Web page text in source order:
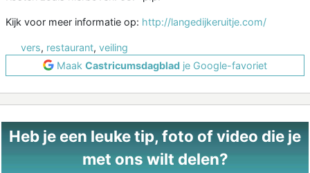
Kijk voor meer informatie op: http://langedijkeruitje.com/
vers, restaurant, veiling
Maak Castricumsdagblad je Google-favoriet
Heb je een leuke tip, foto of video die je
met ons wilt delen?